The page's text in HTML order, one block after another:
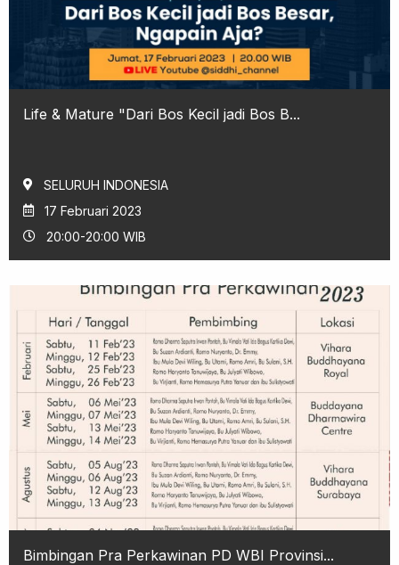
Life & Mature "Dari Bos Kecil jadi Bos B...
SELURUH INDONESIA
17 Februari 2023
20:00-20:00 WIB
Bimbingan Pra Perkawinan PD WBI Provinsi...